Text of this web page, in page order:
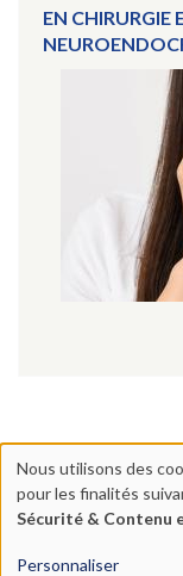
EN CHIRURGIE
Centre Chirurgical
Mentions légales
Utilisation
des
Nous utilisons des
pour les finalités
Sécurité & Contenu
Personnaliser